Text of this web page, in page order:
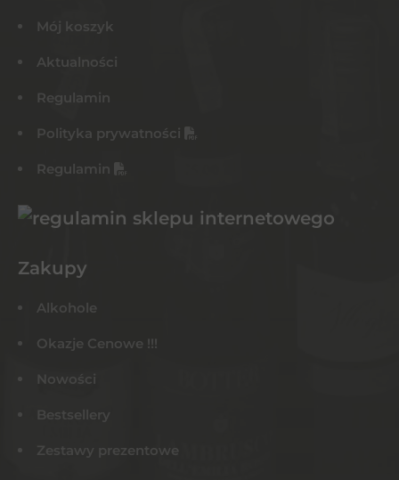
Mój koszyk
Aktualności
Regulamin
Polityka prywatności
Regulamin
Zakupy
Alkohole
Okazje Cenowe !!!
Nowości
Bestsellery
Zestawy prezentowe